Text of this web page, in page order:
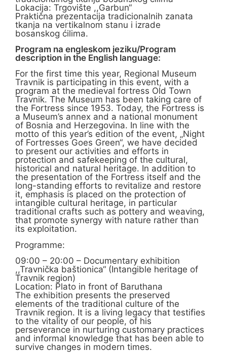
Lokacija: Trgovište ,,Garbun“
Praktična prezentacija tradicionalnih zanata
tkanja na vertikalnom stanu i izrade
bosanskog ćilima.
Program na engleskom jeziku/Program
description in the English language:
For the first time this year, Regional Museum
Travnik is participating in this event, with a
program at the medieval fortress Old Town
Travnik. The Museum has been taking care of
the Fortress since 1953. Today, the Fortress is
a Museum’s annex and a national monument
of Bosnia and Herzegovina. In line with the
motto of this year’s edition of the event, „Night
of Fortresses Goes Green“, we have decided
to present our activities and efforts in
protection and safekeeping of the cultural,
historical and natural heritage. In addition to
the presentation of the Fortress itself and the
long-standing efforts to revitalize and restore
it, emphasis is placed on the protection of
intangible cultural heritage, in particular
traditional crafts such as pottery and weaving,
that promote synergy with nature rather than
its exploitation.
Programme:
09:00 – 20:00 – Documentary exhibition
,,Travnička baštionica“ (Intangible heritage of
Travnik region)
Location: Plato in front of Baruthana
The exhibition presents the preserved
elements of the traditional culture of the
Travnik region. It is a living legacy that testifies
to the vitality of our people, of his
perseverance in nurturing customary practices
and informal knowledge that has been able to
survive changes in modern times.